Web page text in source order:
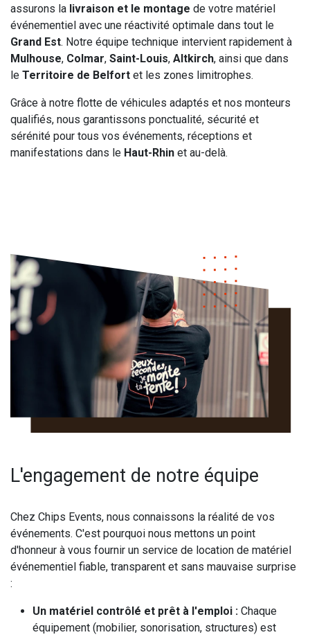
assurons la livraison et le montage de votre matériel
événementiel avec une réactivité optimale dans tout le
Grand Est. Notre équipe technique intervient rapidement à
Mulhouse, Colmar, Saint-Louis, Altkirch, ainsi que dans
le Territoire de Belfort et les zones limitrophes.
Grâce à notre flotte de véhicules adaptés et nos monteurs
qualifiés, nous garantissons ponctualité, sécurité et
sérénité pour tous vos événements, réceptions et
manifestations dans le Haut-Rhin et au-delà.
L'engagement de notre équipe
Chez Chips Events, nous connaissons la réalité de vos
événements. C'est pourquoi nous mettons un point
d'honneur à vous fournir un service de location de matériel
événementiel fiable, transparent et sans mauvaise surprise
:
Un matériel contrôlé et prêt à l'emploi : Chaque
équipement (mobilier, sonorisation, structures) est